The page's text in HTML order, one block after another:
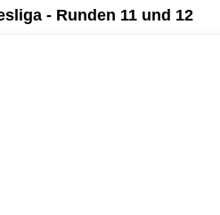
- Runden 11 und 12